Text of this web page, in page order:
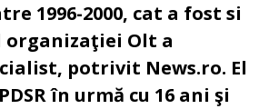
1996-2000, cat a fost si
organizaţiei Olt a
potrivit News.ro. El
în urmă cu 16 ani şi